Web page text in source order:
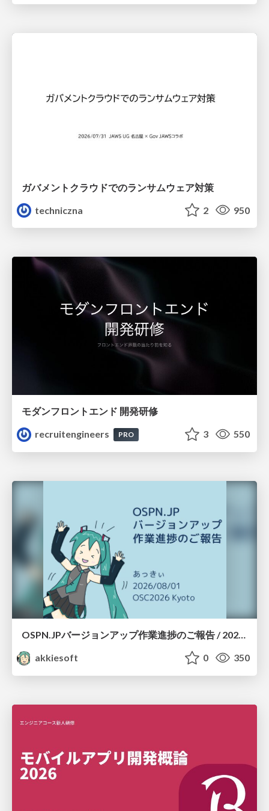
ガバメントクラウドでのランサムウェア対策
techniczna
2 950
モダンフロントエンド 開発研修
recruitengineers
PRO 3 550
OSPN.JPバージョンアップ作業進捗のご報告 / 20260801-osc26kyoto
akkiesoft
0 350